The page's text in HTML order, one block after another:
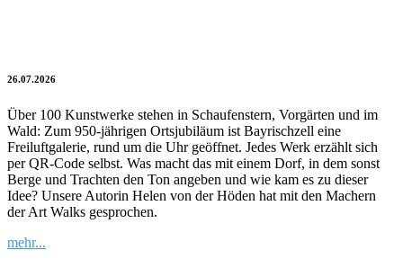
26.07.2026
Über 100 Kunstwerke stehen in Schaufenstern, Vorgärten und im
Wald: Zum 950-jährigen Ortsjubiläum ist Bayrischzell eine
Freiluftgalerie, rund um die Uhr geöffnet. Jedes Werk erzählt sich
per QR-Code selbst. Was macht das mit einem Dorf, in dem sonst
Berge und Trachten den Ton angeben und wie kam es zu dieser
Idee? Unsere Autorin Helen von der Höden hat mit den Machern
der Art Walks gesprochen.
mehr...